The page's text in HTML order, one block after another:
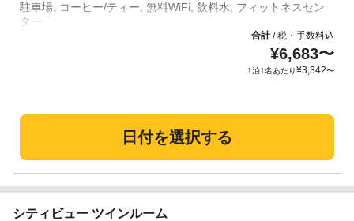
駐車場, コーヒー/ティー, 無料WiFi, 飲料水, フィットネスセン
合計/税・手数料込
¥6,683〜
1泊1名あたり¥3,342〜
日付を選択する
シティビュー ツインルーム